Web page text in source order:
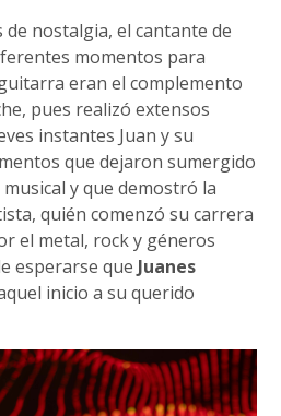
de nostalgia, el cantante de
momentos para
eran el complemento
pues realizó extensos
instantes Juan y su
que dejaron sumergido
y que demostró la
quién comenzó su carrera
el metal, rock y géneros
esperarse que Juanes
inicio a su querido